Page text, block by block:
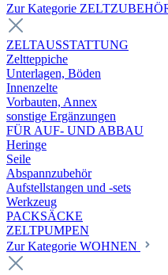
Zur Kategorie
ZELTAUSSTATTUNG
Zeltteppiche
Unterlagen, Böden
Innenzelte
Vorbauten, Annex
sonstige Ergänzungen
FÜR AUF- UND ABBAU
Heringe
Seile
Abspannzubehör
Aufstellstangen und -sets
Werkzeug
PACKSÄCKE
ZELTPUMPEN
Zur Kategorie WOHNEN